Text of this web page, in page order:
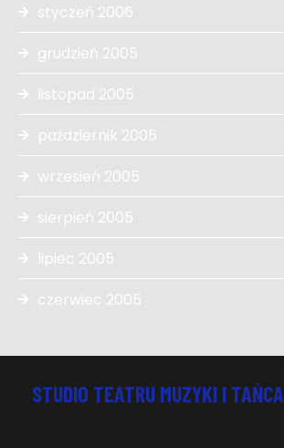
styczeń 2006
grudzień 2005
listopad 2005
październik 2005
wrzesień 2005
sierpień 2005
lipiec 2005
czerwiec 2005
STUDIO TEATRU MUZYKI I TAŃCA